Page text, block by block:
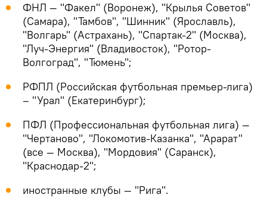
ФНЛ — "Факел" (Воронеж), "Крылья Советов"
(Самара), "Тамбов", "Шинник" (Ярославль),
"Волгарь" (Астрахань), "Спартак-2" (Москва),
"Луч-Энергия" (Владивосток), "Ротор-
Волгоград", "Тюмень";
РФПЛ (Российская футбольная премьер-лига)
– "Урал" (Екатеринбург);
ПФЛ (Профессиональная футбольная лига) —
"Чертаново", "Локомотив-Казанка", "Арарат"
(все — Москва), "Мордовия" (Саранск),
"Краснодар-2";
иностранные клубы — "Рига".